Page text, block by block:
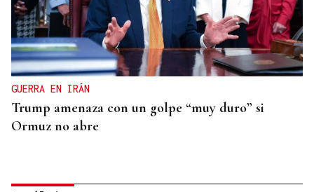
GUERRA EN IRÁN
Trump amenaza con un golpe “muy duro” si
Ormuz no abre